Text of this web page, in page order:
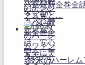
バレ最新全巻全
クズ男と…
｢終末のハーレ